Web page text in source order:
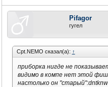
Pifagor
гугел
Cpt.NEMO сказал(а): ↑
приборка нигде не
видимо в компе нет этой
настолько он